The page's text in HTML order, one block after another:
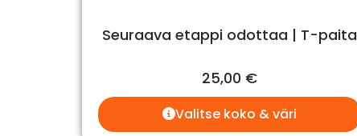
Seuraava etappi odottaa | T-paita
25,00 €
Valitse koko & väri